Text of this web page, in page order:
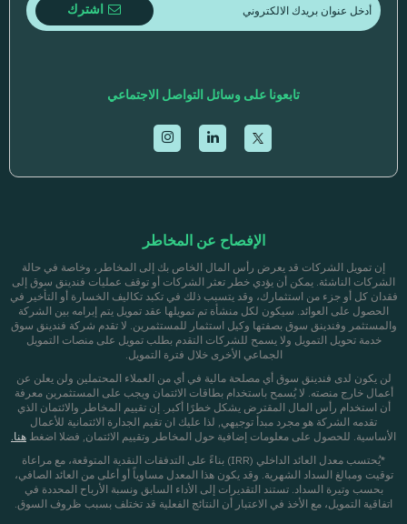
اشترك
تابعونا على وسائل التواصل الاجتماعي
الإفصاح عن المخاطر
إن تمويل الشركات قد يعرض رأس المال الخاص بك إلى المخاطر، وخاصة في حالة
الشركات الناشئة. يمكن أن يؤدي خطر تعثر الشركات أو توقف عمليات فندينق سوق إلى
فقدان كل أو جزء من استثمارك، وقد يتسبب ذلك في تكبد تكاليف الخسارة أو التأخير في
الحصول على العوائد. سيكون لكل منشأة تم تمويلها عقد تمويل يتم إبرامه بين الشركة
والمستثمر وفندينق سوق بصفتها وكيل استثمار للمستثمرين. لا تقدم شركة فندينق سوق
خدمة تحويل التمويل ولا يسمح للشركات التقدم بطلب تمويل على منصات التمويل
الجماعي الأخرى خلال فترة التمويل.
لن يكون لدى فندينق سوق أي مصلحة مالية في أي من العملاء المحتملين ولن يعلن عن
أعمال خارج منصته. لا يُسمح باستخدام بطاقات الائتمان ويجب على المستثمرين معرفة
أن استخدام رأس المال المقترض يشكل خطرًا أكبر. إن تقييم المخاطر والائتمان الذي
تقدمه الشركة هو مجرد مبدأ توجيهي, لذا عليك ان تقيم الجدارة الائتمانية للأعمال
الأساسية. للحصول على معلومات إضافية حول المخاطر وتقييم الائتمان, فضلا اضغط هنا.
*يُحتسب معدل العائد الداخلي (IRR) بناءً على التدفقات النقدية المتوقعة، مع مراعاة
توقيت ومبالغ السداد الشهرية. وقد يكون هذا المعدل مساوياً أو أعلى من العائد الصافي،
بحسب وتيرة السداد. تستند التقديرات إلى الأداء السابق ونسبة الأرباح المحددة في
اتفاقية التمويل، مع الأخذ في الاعتبار أن النتائج الفعلية قد تختلف بسبب ظروف السوق.